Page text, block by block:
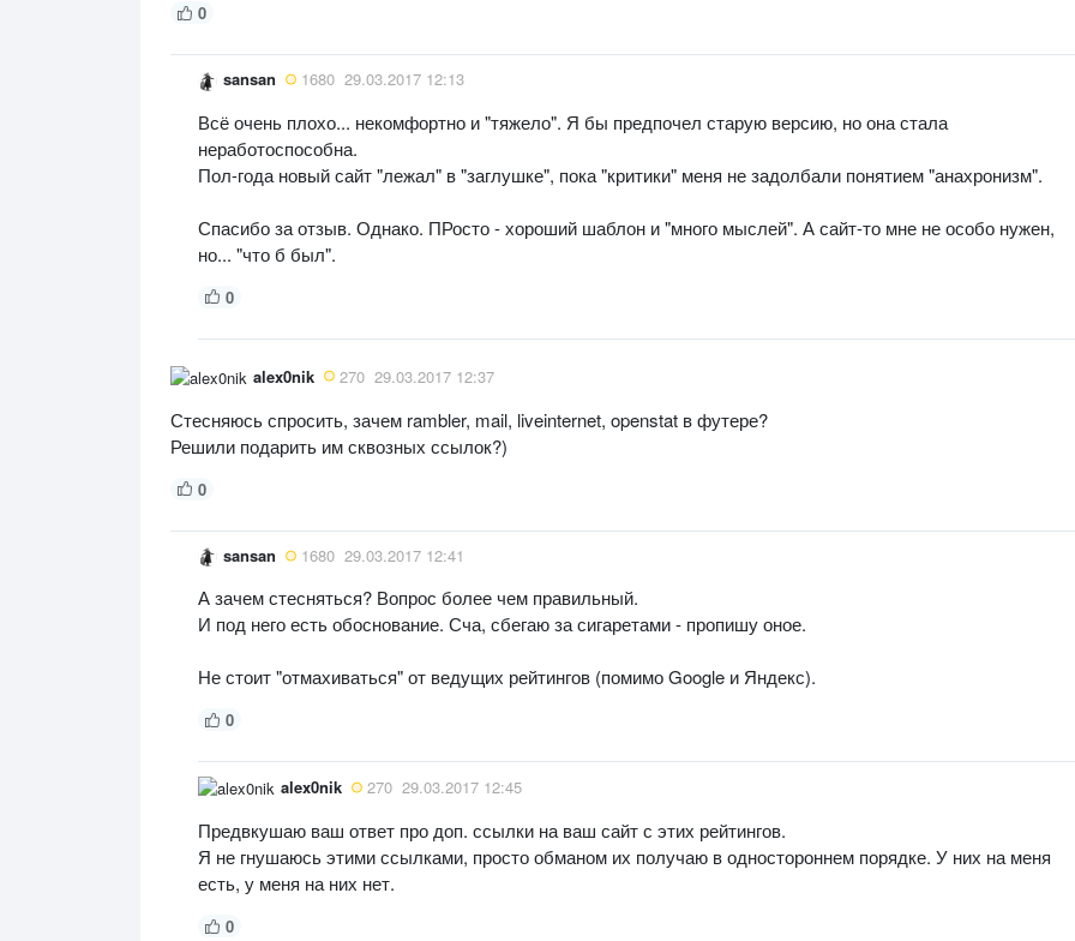
0
sansan 1680 29.03.2017 12:13
Всё очень плохо... некомфортно и "тяжело". Я бы предпочел старую версию, но она стала
неработоспособна.
Пол-года новый сайт "лежал" в "заглушке", пока "критики" меня не задолбали понятием "анахронизм".
Спасибо за отзыв. Однако. ПРосто - хороший шаблон и "много мыслей". А сайт-то мне не особо нужен,
но... "что б был".
0
alex0nik 270 29.03.2017 12:37
Стесняюсь спросить, зачем rambler, mail, liveinternet, openstat в футере?
Решили подарить им сквозных ссылок?)
0
sansan 1680 29.03.2017 12:41
А зачем стесняться? Вопрос более чем правильный.
И под него есть обоснование. Сча, сбегаю за сигаретами - пропишу оное.
Не стоит "отмахиваться" от ведущих рейтингов (помимо Google и Яндекс).
0
alex0nik 270 29.03.2017 12:45
Предвкушаю ваш ответ про доп. ссылки на ваш сайт с этих рейтингов.
Я не гнушаюсь этими ссылками, просто обманом их получаю в одностороннем порядке. У них на меня
есть, у меня на них нет.
0